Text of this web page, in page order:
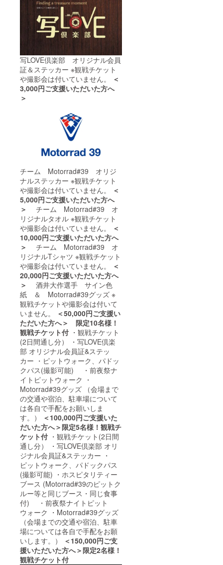
写LOVE倶楽部 オリジナル会員
証＆ステッカー ※観戦チケット
や撮影会は付いていません。
＜
3,000円ご支援いただいた方へ
＞
チーム Motorrad#39 オリジ
ナルステッカー ※観戦チケット
や撮影会は付いていません。
＜
5,000円ご支援いただいた方へ
＞
チーム Motorrad#39 オ
リジナルタオル ※観戦チケット
や撮影会は付いていません。
＜
10,000円ご支援いただいた方へ
＞
チーム Motorrad#39 オ
リジナルTシャツ ※観戦チケット
や撮影会は付いていません。
＜
20,000円ご支援いただいた方へ
＞
酒井大作選手 サイン色
紙 ＆ Motorrad#39グッズ ※
観戦チケットや撮影会は付いて
いません。
＜50,000円ご支援い
ただいた方へ＞ 限定10名様！
観戦チケット付 ・観戦チケット
(2日間通し分） ・写LOVE倶楽
部 オリジナル会員証&ステッ
カー ・ピットウォーク、パドッ
クパス(撮影可能) ・前夜祭ナ
イトピットウォーク ・
Motorrad#39グッズ （会場まで
の交通や宿泊、駐車場について
は各自で手配をお願いしま
す。）
＜100,000円ご支援いた
だいた方へ＞限定5名様！観戦チ
ケット付 ・観戦チケット(2日間
通し分） ・写LOVE倶楽部 オリ
ジナル会員証&ステッカー ・
ピットウォーク、パドックパス
(撮影可能) ・ホスピタリティー
ブース (Motorrad#39のピットク
ルー等と同じブース・同じ食事
付) ・前夜祭ナイトピット
ウォーク ・Motorrad#39グッズ
（会場までの交通や宿泊、駐車
場については各自で手配をお願
いします。）
＜150,000円ご支
援いただいた方へ＞限定2名様！
観戦チケット付